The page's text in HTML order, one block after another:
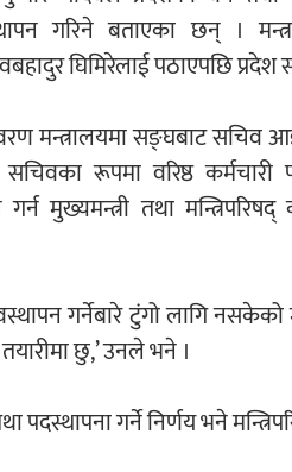
गरिने बताएका छन् ।
घिमिरेलाई पठाएपछि
मन्त्रालयमा सङ्घबाट
रूपमा वरिष्ठ
मुख्यमन्त्री तथा
गर्नेबारे टुंगो लागि
छु,’ उनले भने ।
पदस्थापना गर्ने निर्णय भने